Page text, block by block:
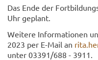
Das Ende der
Uhr ge­plant.
Wei­te­re In­for­ma­tio­nen
2023 per E-​Mail an
unter 03391/688 - 3911.